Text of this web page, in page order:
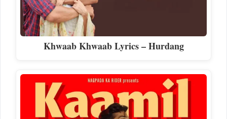
Khwaab Khwaab Lyrics – Hurdang